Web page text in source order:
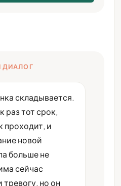
складывается.
раз тот срок,
проходит, и
новой
больше не
сейчас
но он